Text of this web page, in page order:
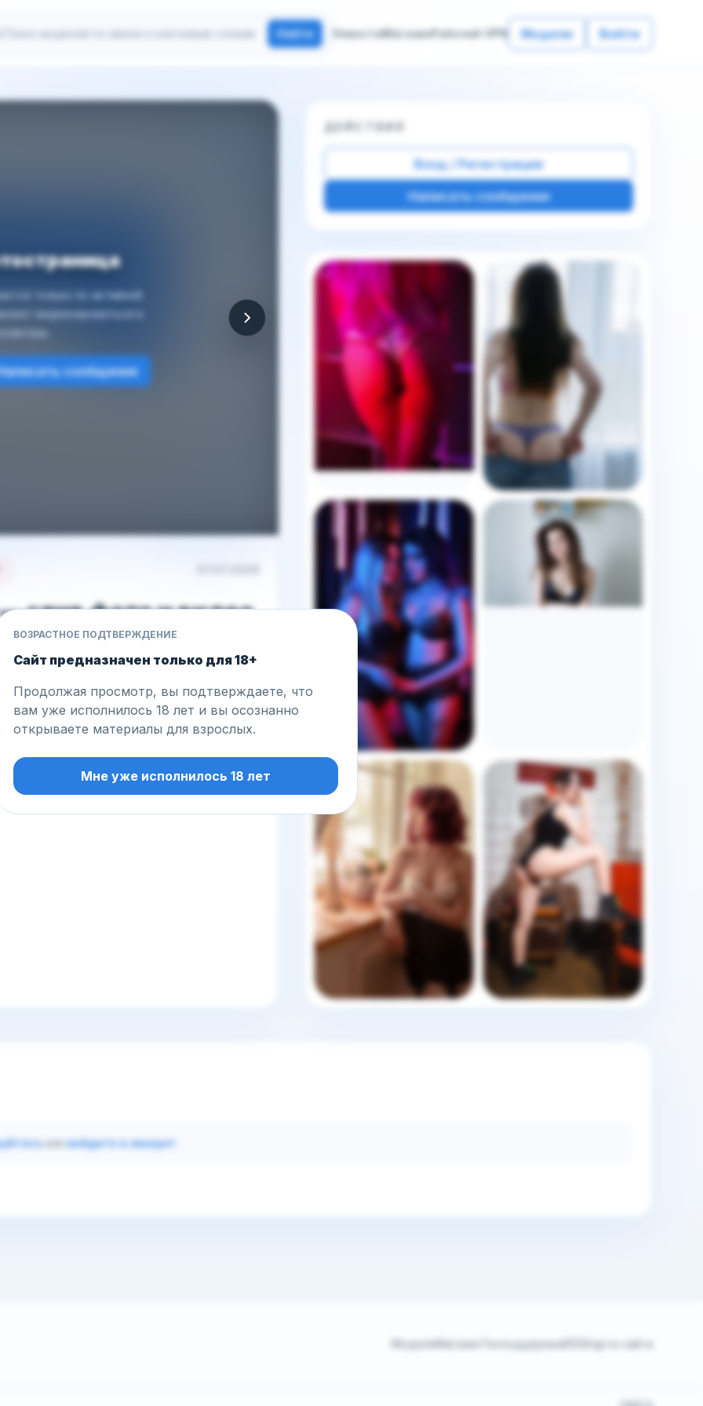
Найти НовостиМагазинРабочий VPN Модели Войти
только по активной
индексироваться и
сообщение
слив фото и видео
стримерши
💫
ДЕЙСТВИЯ
Вход / Регистрация
Написать сообщение
Другие фото этой модели
иливойдите в аккаунт
МоделиМагазин ТехподдержкаRSS Карта сайта
ВОЗРАСТНОЕ ПОДТВЕРЖДЕНИЕ
Сайт предназначен только для 18+
Продолжая просмотр, вы подтверждаете, что
вам уже исполнилось 18 лет и вы осознанно
открываете материалы для взрослых.
Мне уже исполнилось 18 лет